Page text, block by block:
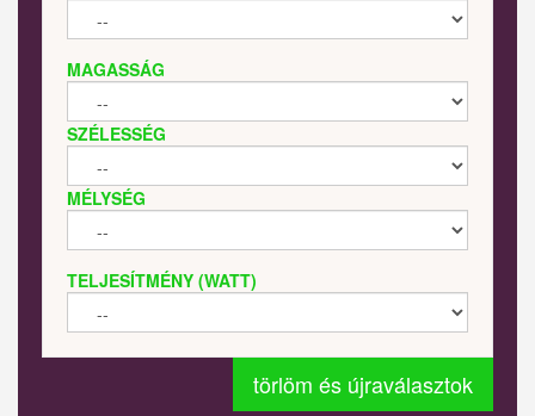
MAGASSÁG
SZÉLESSÉG
MÉLYSÉG
TELJESÍTMÉNY (WATT)
törlöm és újraválasztok